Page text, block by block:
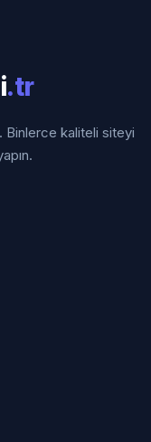
.tr
Binlerce kaliteli siteyi